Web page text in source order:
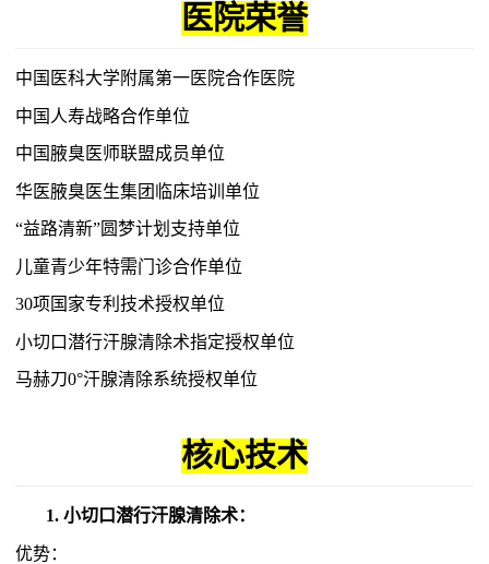
医院荣誉
中国医科大学附属第一医院合作医院
中国人寿战略合作单位
中国腋臭医师联盟成员单位
华医腋臭医生集团临床培训单位
“益路清新”圆梦计划支持单位
儿童青少年特需门诊合作单位
30项国家专利技术授权单位
小切口潜行汗腺清除术指定授权单位
马赫刀0°汗腺清除系统授权单位
核心技术
1. 小切口潜行汗腺清除术：
优势：